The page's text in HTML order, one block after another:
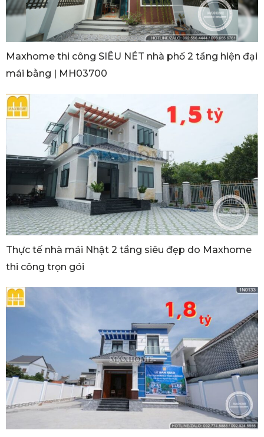
Maxhome thi công SIÊU NÉT nhà phố 2 tầng hiện đại
mái bằng | MH03700
Thực tế nhà mái Nhật 2 tầng siêu đẹp do Maxhome
thi công trọn gói